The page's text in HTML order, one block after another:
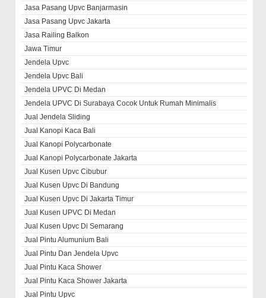
Jasa Pasang Upvc Banjarmasin
Jasa Pasang Upvc Jakarta
Jasa Railing Balkon
Jawa Timur
Jendela Upvc
Jendela Upvc Bali
Jendela UPVC Di Medan
Jendela UPVC Di Surabaya Cocok Untuk Rumah Minimalis
Jual Jendela Sliding
Jual Kanopi Kaca Bali
Jual Kanopi Polycarbonate
Jual Kanopi Polycarbonate Jakarta
Jual Kusen Upvc Cibubur
Jual Kusen Upvc Di Bandung
Jual Kusen Upvc Di Jakarta Timur
Jual Kusen UPVC Di Medan
Jual Kusen Upvc Di Semarang
Jual Pintu Alumunium Bali
Jual Pintu Dan Jendela Upvc
Jual Pintu Kaca Shower
Jual Pintu Kaca Shower Jakarta
Jual Pintu Upvc